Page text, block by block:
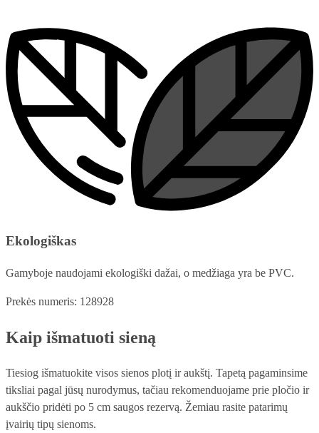
Ekologiškas
Gamyboje naudojami ekologiški dažai, o medžiaga yra be PVC.
Prekės numeris: 128928
Kaip išmatuoti sieną
Tiesiog išmatuokite visos sienos plotį ir aukštį. Tapetą pagaminsime
tiksliai pagal jūsų nurodymus, tačiau rekomenduojame prie pločio ir
aukščio pridėti po 5 cm saugos rezervą. Žemiau rasite patarimų
įvairių tipų sienoms.